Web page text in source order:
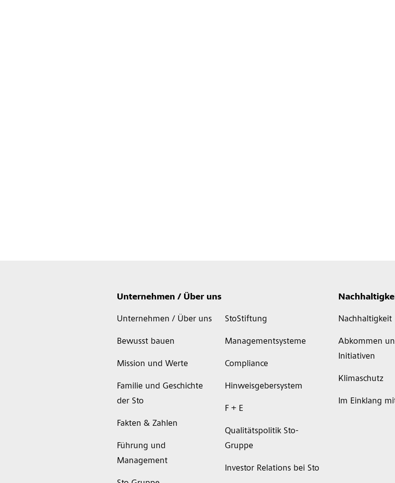
Unternehmen / Über uns
Unternehmen / Über uns
Bewusst bauen
Mission und Werte
Familie und Geschichte
der Sto
Fakten & Zahlen
Führung und
Management
StoStiftung
Managementsysteme
Compliance
Hinweisgebersystem
F + E
Qualitätspolitik Sto-
Gruppe
Investor Relations bei Sto
Nachhaltigkeit
Abkommen
Initiativen
Klimaschutz
Im Einklang